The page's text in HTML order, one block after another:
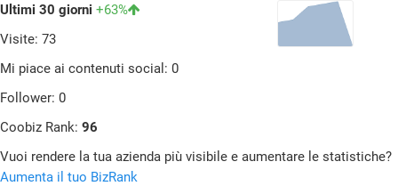
Ultimi 30 giorni +63%
Visite: 73
Mi piace ai contenuti social: 0
Follower: 0
Coobiz Rank: 96
Vuoi rendere la tua azienda più visibile e aumentare le statistiche?
Aumenta il tuo BizRank